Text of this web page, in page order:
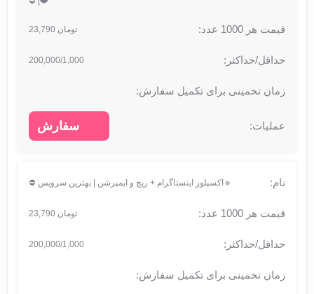
تومان 23,790
200,000/1,000
سفارش
🔹اکسپلور اینستاگرام + ریچ و ایمپرشن | بهترین سرویس ⛔
تومان 23,790
200,000/1,000